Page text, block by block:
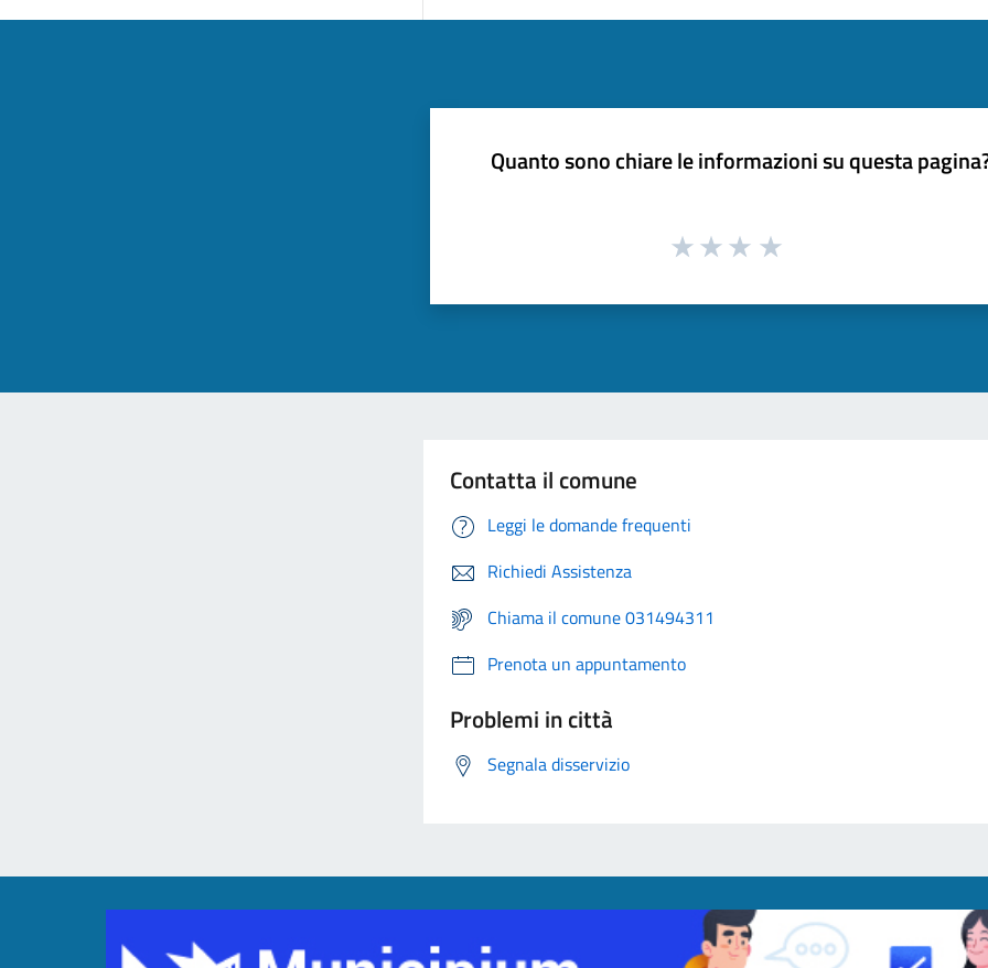
Quanto sono chiare le informazioni su questa
Contatta il comune
Leggi le domande frequenti
Richiedi Assistenza
Chiama il comune 031494311
Prenota un appuntamento
Problemi in città
Segnala disservizio